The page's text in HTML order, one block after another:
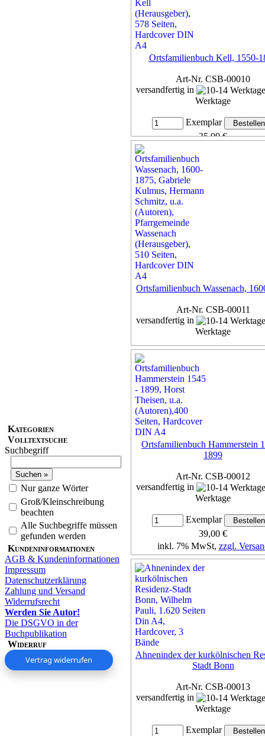
Kategorien
Volltextsuche
Suchbegriff
Nur ganze Wörter
Groß/Kleinschreibung
beachten
Alle Suchbegriffe müssen
gefunden werden
Kundeninformationen
AGB & Kundeninformationen
Impressum
Datenschutzerklärung
Zahlung und Versand
Widerrufsrecht
Werden Sie Autor!
Die DSGVO in der
Buchpublikation
Widerruf
Vertrag widerrufen
Ortsfamilienbuch Kell, 1550-
Art-Nr. CSB-00010
versandfertig in
Werktage
Exemplar
35,00 €
Details...
Ortsfamilienbuch Wassenach,
Art-Nr. CSB-00011
versandfertig in
Werktage
Exemplar
inkl. 7% MwSt,
Ortsfamilienbuch Hammerstein
1899
Art-Nr. CSB-00012
versandfertig in
Werktage
Exemplar
39,00 €
inkl. 7% MwSt, zzgl.
Details...
Ahnenindex der kurkölnischen
Stadt Bonn
Art-Nr. CSB-00013
versandfertig in
Werktage
Exemplar